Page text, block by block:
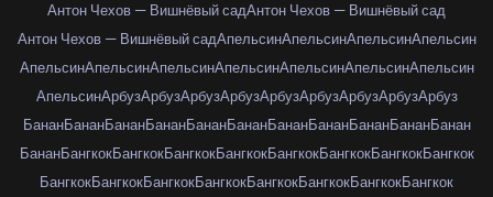
Антон Чехов — Вишнёвый садАнтон Чехов — Вишнёвый сад
Антон Чехов — Вишнёвый садАпельсинАпельсинАпельсинАпельсин
АпельсинАпельсинАпельсинАпельсинАпельсинАпельсинАпельсин
АпельсинАрбузАрбузАрбузАрбузАрбузАрбузАрбузАрбузАрбуз
БананБананБананБананБананБананБананБананБананБананБанан
БананБангкокБангкокБангкокБангкокБангкокБангкокБангкокБангкок
БангкокБангкокБангкокБангкокБангкокБангкокБангкокБангкок